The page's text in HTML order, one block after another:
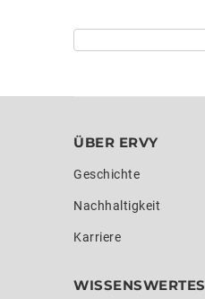
ÜBER ERVY
Geschichte
Nachhaltigkeit
Karriere
WISSENSWERTES